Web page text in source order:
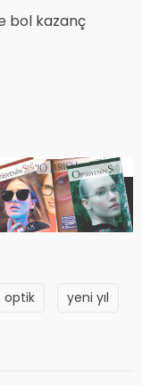
bol kazanç
optik yeni yıl